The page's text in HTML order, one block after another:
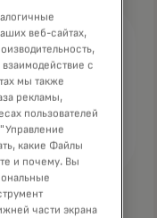
a new tab
веб-сайтах,
с
мы также
рекламы,
пользователей
какие Файлы
и почему. Вы
части экрана